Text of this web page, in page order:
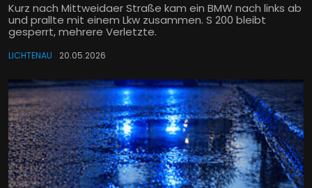
Kurz nach Mittweidaer Straße kam ein BMW nach links ab
und prallte mit einem Lkw zusammen. S 200 bleibt
gesperrt, mehrere Verletzte.
LICHTENAU 20.05.2026